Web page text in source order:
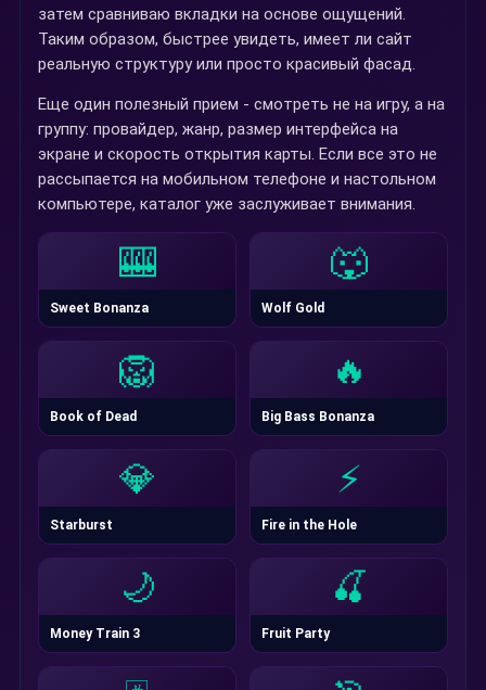
затем сравниваю вкладки на основе ощущений.
Таким образом, быстрее увидеть, имеет ли сайт
реальную структуру или просто красивый фасад.
Еще один полезный прием - смотреть не на игру, а на
группу: провайдер, жанр, размер интерфейса на
экране и скорость открытия карты. Если все это не
рассыпается на мобильном телефоне и настольном
компьютере, каталог уже заслуживает внимания.
🎰
Sweet Bonanza
🐺
Wolf Gold
🦁
Book of Dead
🔥
Big Bass Bonanza
💎
Starburst
⚡
Fire in the Hole
🌙
Money Train 3
🍒
Fruit Party